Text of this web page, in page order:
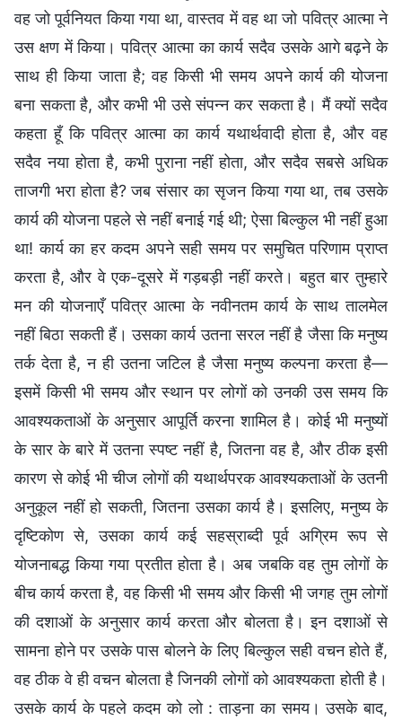
वह जो पूर्वनियत किया गया था, वास्तव में वह था जो पवित्र आत्मा ने
उस क्षण में किया। पवित्र आत्मा का कार्य सदैव उसके आगे बढ़ने के
साथ ही किया जाता है; वह किसी भी समय अपने कार्य की योजना
बना सकता है, और कभी भी उसे संपन्न कर सकता है। मैं क्यों सदैव
कहता हूँ कि पवित्र आत्मा का कार्य यथार्थवादी होता है, और वह
सदैव नया होता है, कभी पुराना नहीं होता, और सदैव सबसे अधिक
ताजगी भरा होता है? जब संसार का सृजन किया गया था, तब उसके
कार्य की योजना पहले से नहीं बनाई गई थी; ऐसा बिल्कुल भी नहीं हुआ
था! कार्य का हर कदम अपने सही समय पर समुचित परिणाम प्राप्त
करता है, और वे एक-दूसरे में गड़बड़ी नहीं करते। बहुत बार तुम्हारे
मन की योजनाएँ पवित्र आत्मा के नवीनतम कार्य के साथ तालमेल
नहीं बिठा सकती हैं। उसका कार्य उतना सरल नहीं है जैसा कि मनुष्य
तर्क देता है, न ही उतना जटिल है जैसा मनुष्य कल्पना करता है—
इसमें किसी भी समय और स्थान पर लोगों को उनकी उस समय कि
आवश्यकताओं के अनुसार आपूर्ति करना शामिल है। कोई भी मनुष्यों
के सार के बारे में उतना स्पष्ट नहीं है, जितना वह है, और ठीक इसी
कारण से कोई भी चीज लोगों की यथार्थपरक आवश्यकताओं के उतनी
अनुकूल नहीं हो सकती, जितना उसका कार्य है। इसलिए, मनुष्य के
दृष्टिकोण से, उसका कार्य कई सहस्राब्दी पूर्व अग्रिम रूप से
योजनाबद्ध किया गया प्रतीत होता है। अब जबकि वह तुम लोगों के
बीच कार्य करता है, वह किसी भी समय और किसी भी जगह तुम लोगों
की दशाओं के अनुसार कार्य करता और बोलता है। इन दशाओं से
सामना होने पर उसके पास बोलने के लिए बिल्कुल सही वचन होते हैं,
वह ठीक वे ही वचन बोलता है जिनकी लोगों को आवश्यकता होती है।
उसके कार्य के पहले कदम को लो : ताड़ना का समय। उसके बाद,